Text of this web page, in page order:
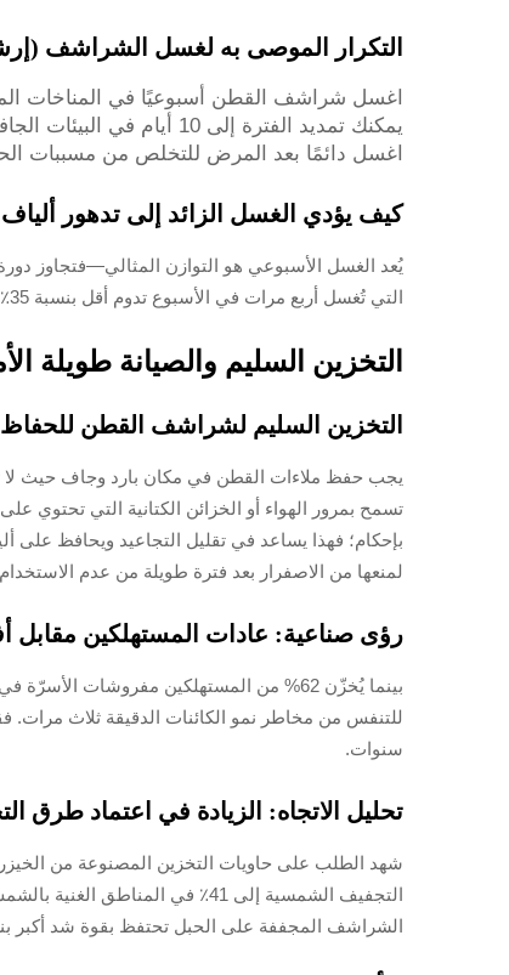
التكرار الموصى به لغسل الشراشف
اغسل شراشف القطن أسبوعيًا في المناخات
يمكنك تمديد الفترة إلى 10 أيام في البيئات الجافة ذات الرطوبة المنخفضة
اغسل دائمًا بعد المرض للتخلص من مسببات
كيف يؤدي الغسل الزائد إلى تدهور
يُعد الغسل الأسبوعي هو التوازن المثالي—فتجاوز
التي تُغسل أربع مرات في الأسبوع تدوم أقل بنسبة 35٪ من تلك التي تُغسل أسبوعيًا.
التخزين السليم والصيانة
التخزين السليم لشراشف القطن للحفاظ
تسمح بمرور الهواء أو الخزائن الكتانية التي تحتوي
بإحكام؛ فهذا يساعد في تقليل التجاعيد ويحافظ على
لمنعها من الاصفرار بعد فترة طويلة من عدم
رؤى صناعية: عادات المستهلكين مقابل
سنوات.
تحليل الاتجاه: الزيادة في اعتماد طرق
الشراشف المجففة على الحبل تحتفظ بقوة شد أكبر بنسبة 15٪ مقارنةً بنظيرتها المجففة آليًا بعد